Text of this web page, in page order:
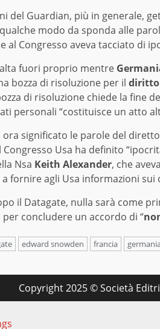
del Guardian, più in generale,
modo da sponda alle
al Congresso aveva tacciato di
fuori proprio mentre
bozza di risoluzione per il diritto
di risoluzione chiede la fine
personali “costituisce un atto
significato le parole del
Usa ha definito
Nsa Keith Alexander, che
fornire agli Usa informazioni sui
il Datagate, nulla sarà come
concludere un accordo di “
edward snowden francia
Copyright 2025 © Società